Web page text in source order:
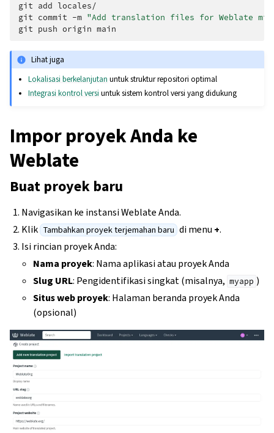
git add locales/
git commit -m "Add translation files for Weblate
git push origin
Lihat juga
Lokalisasi berkelanjutan untuk struktur repositori optimal
Integrasi kontrol versi untuk sistem kontrol versi yang didukung
Impor proyek Anda ke
Weblate
Buat proyek baru
Navigasikan ke instansi Weblate Anda.
Klik Tambahkan proyek terjemahan baru di menu +.
Isi rincian proyek Anda:
Nama proyek: Nama aplikasi atau proyek Anda
Slug URL: Pengidentifikasi singkat (misalnya, myapp )
Situs web proyek: Halaman beranda proyek Anda
(opsional)